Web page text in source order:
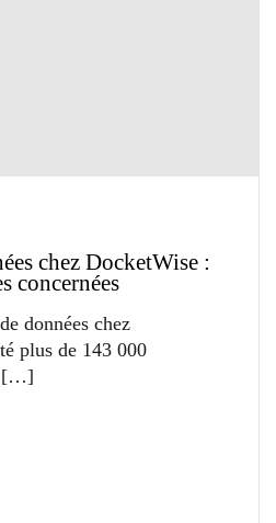
chez DocketWise :
concernées
données chez
plus de 143 000